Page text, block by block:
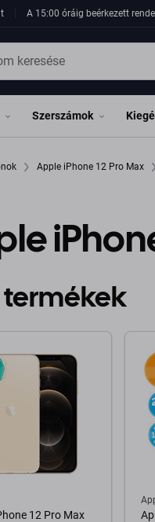
A 15:00 óráig beérkezett
Szerszámok
Apple iPhone 12 Pro Max
termékek
12 Pro Max